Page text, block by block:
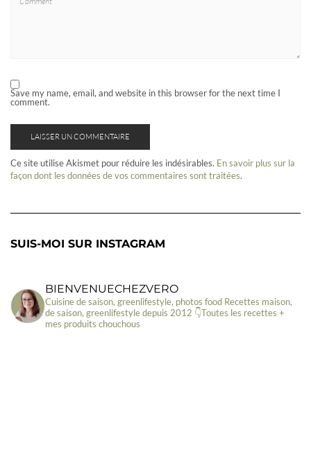
Save my name, email, and website in this browser for the next time I
comment.
Ce site utilise Akismet pour réduire les indésirables. En savoir plus sur la
façon dont les données de vos commentaires sont traitées.
SUIS-MOI SUR INSTAGRAM
BIENVENUECHEZVERO
Cuisine de saison, greenlifestyle, photos food Recettes maison,
de saison, greenlifestyle depuis 2012 👇Toutes les recettes +
mes produits chouchous